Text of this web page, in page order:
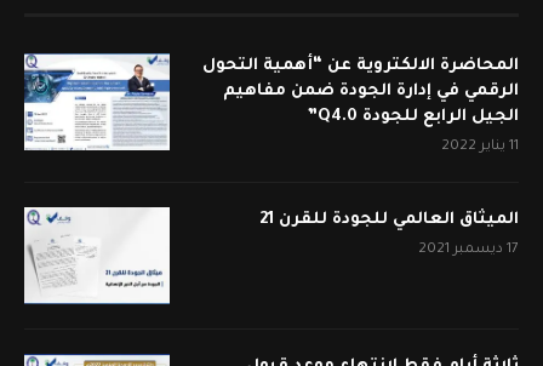
المحاضرة الالكتروية عن “أهمية التحول
الرقمي في إدارة الجودة ضمن مفاهيم
الجيل الرابع للجودة Q4.0”
11 يناير 2022
الميثاق العالمي للجودة للقرن 21
17 ديسمبر 2021